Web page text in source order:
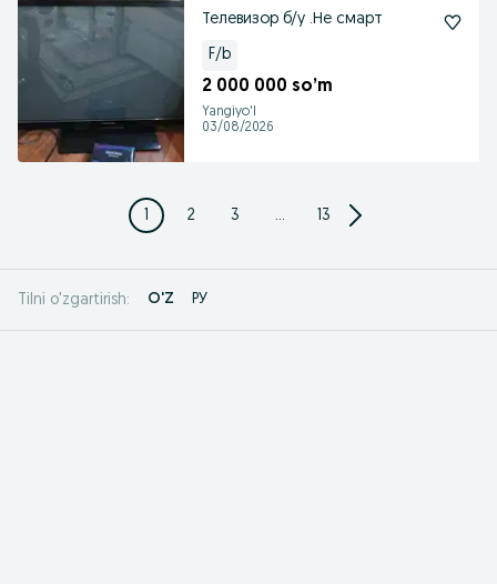
Телевизор б/у .Не смарт
F/b
2 000 000 so’m
Yangiyo'l
03/08/2026
1 2 3 ... 13
Tilni o'zgartirish: O'Z РУ